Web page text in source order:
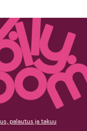
palautus ja takuu